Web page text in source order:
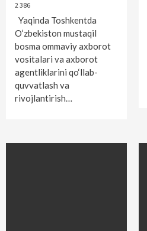
2 386
Yaqinda Toshkentda
O‘zbekiston mustaqil
bosma ommaviy axborot
vositalari va axborot
agentliklarini qo‘llab-
quvvatlash va
rivojlantirish…